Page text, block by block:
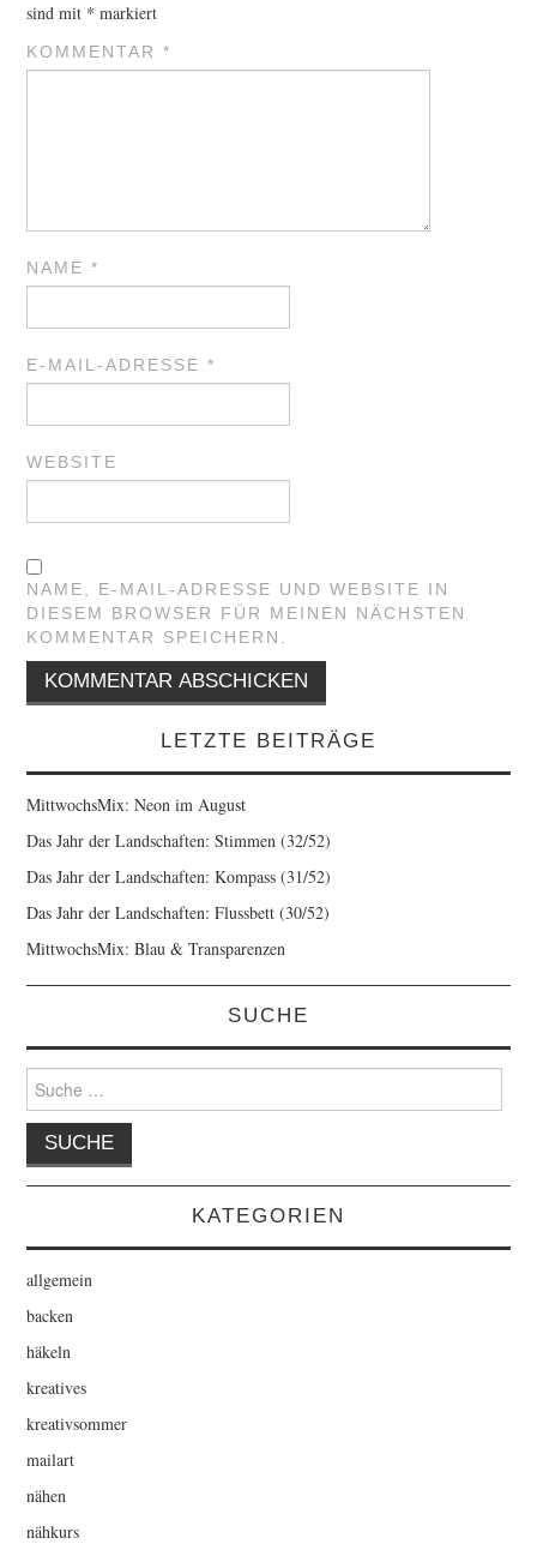
sind mit * markiert
KOMMENTAR*
NAME*
E-MAIL-ADRESSE*
WEBSITE
NAME, E-MAIL-ADRESSE UND WEBSITE IN
DIESEM BROWSER FÜR MEINEN NÄCHSTEN
KOMMENTAR SPEICHERN.
LETZTE BEITRÄGE
MittwochsMix: Neon im August
Das Jahr der Landschaften: Stimmen (32/52)
Das Jahr der Landschaften: Kompass (31/52)
Das Jahr der Landschaften: Flussbett (30/52)
MittwochsMix: Blau & Transparenzen
SUCHE
Suche
nach:
KATEGORIEN
allgemein
backen
häkeln
kreatives
kreativsommer
mailart
nähen
nähkurs